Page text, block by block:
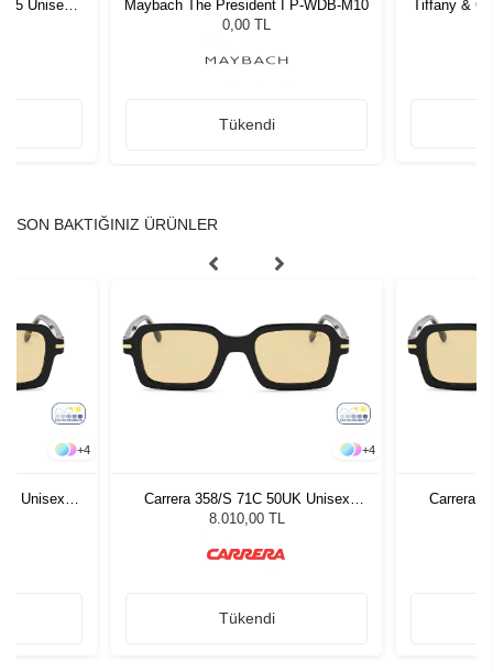
55 Unisex
Maybach The President I P-WDB-M10
0,00 TL
Tükendi
Tiffany &
SON BAKTIĞINIZ ÜRÜNLER
+4
Unisex
+4
Carrera 358/S 71C 50UK Unisex
Güneş Gözlüğü
8.010,00 TL
Tükendi
Carrera